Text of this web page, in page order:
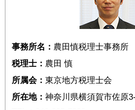
事務所名： 農田慎税理士事務所
税理士： 農田 慎
所属会： 東京地方税理士会
所在地： 神奈川県横須賀市佐原